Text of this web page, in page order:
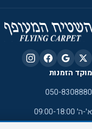
מוקד הזמנות
050-8308880
א'-ה' 09:00-18:00